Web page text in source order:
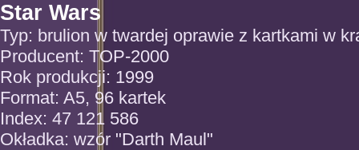
Star Wars
Typ: brulion w twardej oprawie z kartkami w
Producent: TOP-2000
Rok produkcji: 1999
Format: A5, 96 kartek
Index: 47 121 586
Okładka: wzór "Darth Maul"